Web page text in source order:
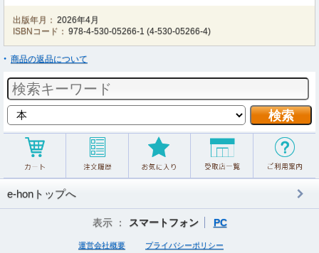
出版年月： 2026年4月
ISBNコード： 978-4-530-05266-1 (4-530-05266-4)
商品の返品について
e-honトップへ
表示 ： スマートフォン PC
運営会社概要 プライバシーポリシー